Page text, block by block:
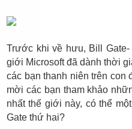
Trước khi về hưu, Bill
giới Microsoft đã dành thời
các bạn thanh niên trên
mời các bạn tham khảo
nhất thế giới này, có thể
Gate thứ hai?